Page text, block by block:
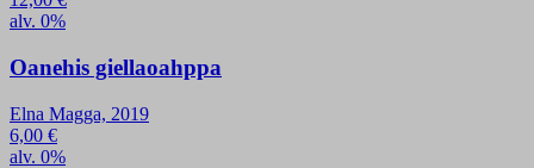
alv. 0%
Oanehis giellaoahppa
Elna Magga, 2019
6,00 €
alv. 0%